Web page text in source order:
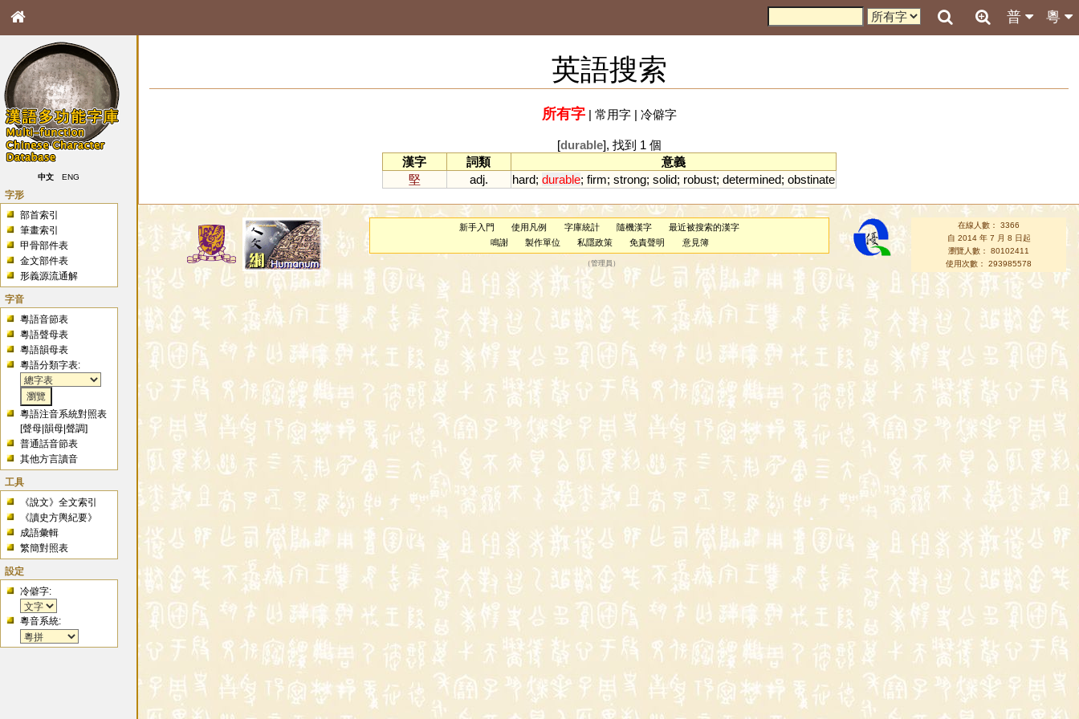
粵
普
中文 ENG
字形
部首索引
筆畫索引
甲骨部件表
金文部件表
形義源流通解
字音
粵語音節表
粵語聲母表
粵語韻母表
粵語分類字表:
粵語注音系統對照表
[聲母 |韻母 |聲調]
普通話音節表
其他方言讀音
工具
《說文》全文索引
《讀史方輿紀要》
成語彙輯
繁簡對照表
設定
冷僻字:
粵音系統:
英語搜索
所有字| 常用字| 冷僻字
[durable], 找到 1 個
漢字
詞類
意義
堅
adj. hard; durable; firm; strong; solid; robust; determined; obstinate
新手入門 使用凡例 字庫統計 隨機漢字
最近被搜索的漢字
鳴謝
製作單位 私隱政策 免責聲明 意見簿
（管理員 ）
在線人數： 3366
自 2014 年 7 月 8 日起
瀏覽人數： 80102411
使用次數： 293985578